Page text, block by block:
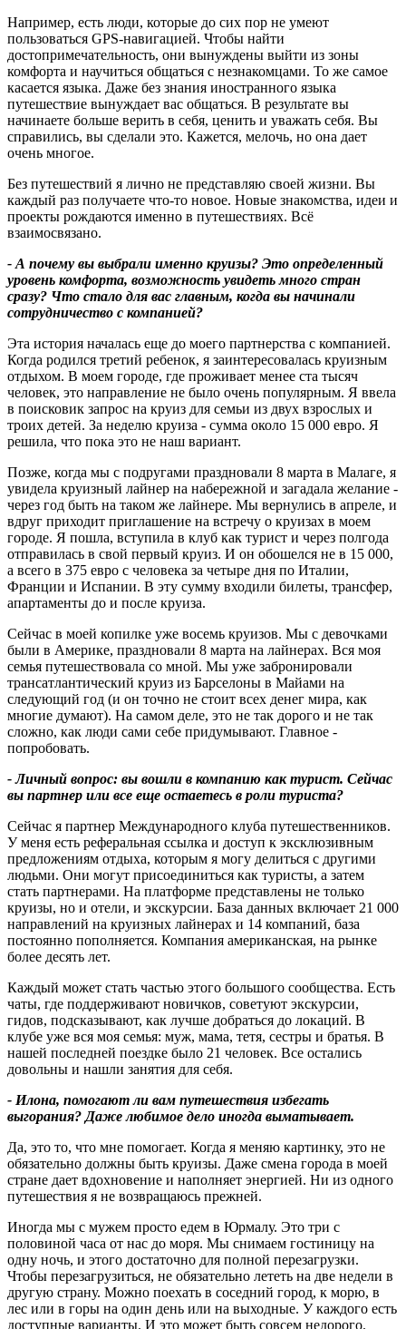
Например, есть люди, которые до сих пор не умеют
пользоваться GPS-навигацией. Чтобы найти
достопримечательность, они вынуждены выйти из зоны
комфорта и научиться общаться с незнакомцами. То же самое
касается языка. Даже без знания иностранного языка
путешествие вынуждает вас общаться. В результате вы
начинаете больше верить в себя, ценить и уважать себя. Вы
справились, вы сделали это. Кажется, мелочь, но она дает
очень многое.
Без путешествий я лично не представляю своей жизни. Вы
каждый раз получаете что-то новое. Новые знакомства, идеи и
проекты рождаются именно в путешествиях. Всё
взаимосвязано.
- А почему вы выбрали именно круизы? Это определенный
уровень комфорта, возможность увидеть много стран
сразу? Что стало для вас главным, когда вы начинали
сотрудничество с компанией?
Эта история началась еще до моего партнерства с компанией.
Когда родился третий ребенок, я заинтересовалась круизным
отдыхом. В моем городе, где проживает менее ста тысяч
человек, это направление не было очень популярным. Я ввела
в поисковик запрос на круиз для семьи из двух взрослых и
троих детей. За неделю круиза - сумма около 15 000 евро. Я
решила, что пока это не наш вариант.
Позже, когда мы с подругами праздновали 8 марта в Малаге, я
увидела круизный лайнер на набережной и загадала желание -
через год быть на таком же лайнере. Мы вернулись в апреле, и
вдруг приходит приглашение на встречу о круизах в моем
городе. Я пошла, вступила в клуб как турист и через полгода
отправилась в свой первый круиз. И он обошелся не в 15 000,
а всего в 375 евро с человека за четыре дня по Италии,
Франции и Испании. В эту сумму входили билеты, трансфер,
апартаменты до и после круиза.
Сейчас в моей копилке уже восемь круизов. Мы с девочками
были в Америке, праздновали 8 марта на лайнерах. Вся моя
семья путешествовала со мной. Мы уже забронировали
трансатлантический круиз из Барселоны в Майами на
следующий год (и он точно не стоит всех денег мира, как
многие думают). На самом деле, это не так дорого и не так
сложно, как люди сами себе придумывают. Главное -
попробовать.
- Личный вопрос: вы вошли в компанию как турист. Сейчас
вы партнер или все еще остаетесь в роли туриста?
Сейчас я партнер Международного клуба путешественников.
У меня есть реферальная ссылка и доступ к эксклюзивным
предложениям отдыха, которым я могу делиться с другими
людьми. Они могут присоединиться как туристы, а затем
стать партнерами. На платформе представлены не только
круизы, но и отели, и экскурсии. База данных включает 21 000
направлений на круизных лайнерах и 14 компаний, база
постоянно пополняется. Компания американская, на рынке
более десять лет.
Каждый может стать частью этого большого сообщества. Есть
чаты, где поддерживают новичков, советуют экскурсии,
гидов, подсказывают, как лучше добраться до локаций. В
клубе уже вся моя семья: муж, мама, тетя, сестры и братья. В
нашей последней поездке было 21 человек. Все остались
довольны и нашли занятия для себя.
- Илона, помогают ли вам путешествия избегать
выгорания? Даже любимое дело иногда выматывает.
Да, это то, что мне помогает. Когда я меняю картинку, это не
обязательно должны быть круизы. Даже смена города в моей
стране дает вдохновение и наполняет энергией. Ни из одного
путешествия я не возвращаюсь прежней.
Иногда мы с мужем просто едем в Юрмалу. Это три с
половиной часа от нас до моря. Мы снимаем гостиницу на
одну ночь, и этого достаточно для полной перезагрузки.
Чтобы перезагрузиться, не обязательно лететь на две недели в
другую страну. Можно поехать в соседний город, к морю, в
лес или в горы на один день или на выходные. У каждого есть
доступные варианты. И это может быть совсем недорого.